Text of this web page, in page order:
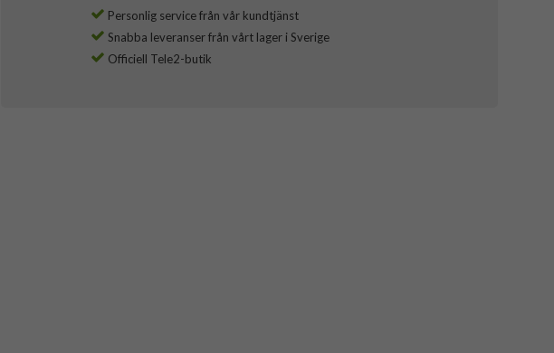
Personlig service från vår kundtjänst
Snabba leveranser från vårt lager i Sverige
Officiell Tele2-butik